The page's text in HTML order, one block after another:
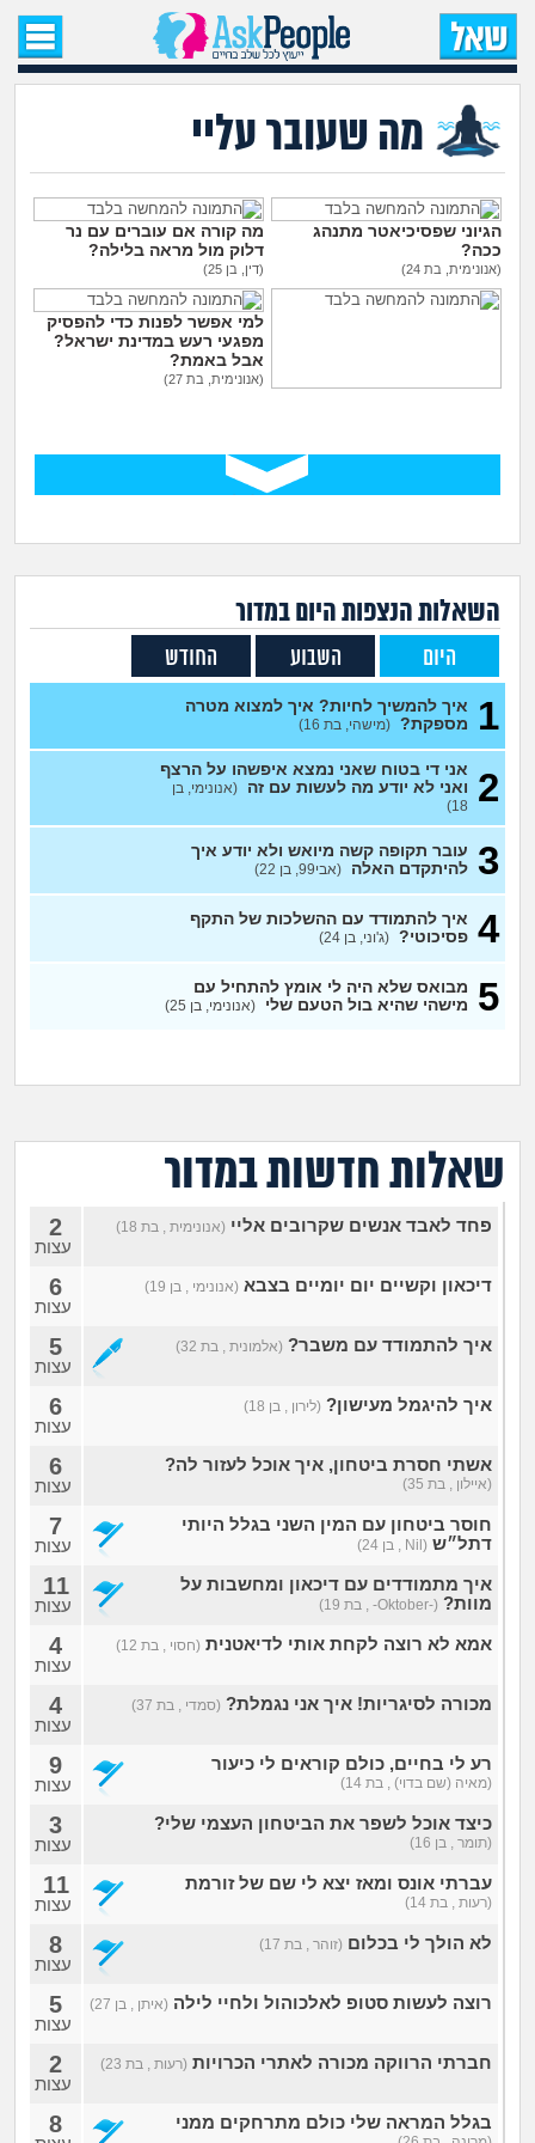
עמוד הבית
שאל שאלה
שאלות חדשות
שאלות שעוררו עניין
עצות חדשות
מה קורה כאן?
מדורים
זוגיות
הורות ומשפחה
מתבגרים
מהבקו"ם... ועד מתי?!
לימודים וסטודנטים
עבודה וקריירה
חברים ואנשים
מה שעובר עליי
שומרים על הגוף
גאווה
חיפוש שאלות
הרשמה
מה שעובר עליי
הגיוני שפסיכיאטר מתנהג
ככה?
(אנונימית, בת 24)
מה קורה אם עוברים עם נר
דלוק מול מראה בלילה?
(דין, בן 25)
למי אפשר לפנות כדי להפסיק
מפגעי רעש במדינת ישראל?
אבל באמת?
(אנונימית, בת 27)
השאלות הנצפות היוםבמדור
היום השבוע החודש
1
איך להמשיך לחיות? איך למצוא מטרה
מספקת? (מישהי, בת 16)
2
אני די בטוח שאני נמצא איפשהו על הרצף
ואני לא יודע מה לעשות עם זה (אנונימי, בן
18)
3 עובר תקופה קשה מיואש ולא יודע איך
להיתקדם האלה (אבי99, בן 22)
4 איך להתמודד עם ההשלכות של התקף
פסיכוטי? (ג'וני, בן 24)
5
מבואס שלא היה לי אומץ להתחיל עם
מישהי שהיא בול הטעם שלי (אנונימי, בן 25)
שאלות חדשות במדור
פחד לאבד אנשים שקרובים אליי (אנונימית , בת 18) 2
עצות
דיכאון וקשיים יום יומיים בצבא (אנונימי , בן 19) 6
עצות
איך להתמודד עם משבר? (אלמונית , בת 32) 5
עצות
איך להיגמל מעישון? (לירון , בן 18) 6
עצות
אשתי חסרת ביטחון, איך אוכל לעזור לה?
(איילון , בת 35)
6
עצות
חוסר ביטחון עם המין השני בגלל היותי
דתל״ש (Nil , בן 24)
7
עצות
איך מתמודדים עם דיכאון ומחשבות על
מוות? (-Oktober- , בת 19)
11
עצות
אמא לא רוצה לקחת אותי לדיאטנית (חסוי , בת 12) 4
עצות
מכורה לסיגריות! איך אני נגמלת? (סמדי , בת 37) 4
עצות
רע לי בחיים, כולם קוראים לי כיעור
(מאיה (שם בדוי) , בת 14)
9
עצות
כיצד אוכל לשפר את הביטחון העצמי שלי?
(תומר , בן 16)
3
עצות
עברתי אונס ומאז יצא לי שם של זורמת
(רעות , בת 14)
11
עצות
לא הולך לי בכלום (זוהר , בת 17) 8
עצות
רוצה לעשות סטופ לאלכוהול ולחיי לילה (איתן , בן 27) 5
עצות
חברתי הרווקה מכורה לאתרי הכרויות (רעות , בת 23) 2
עצות
בגלל המראה שלי כולם מתרחקים ממני 8